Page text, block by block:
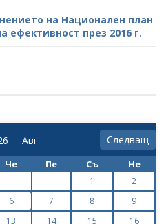
на Национален план
ефективност през 2016 г.
Следващ
Че Пе Съ Не
1
2
6 7 8
9
13 14 15
16